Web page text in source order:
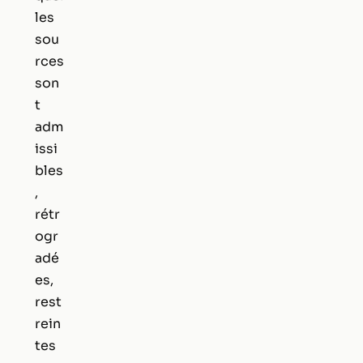
les
sou
rces
son
t
adm
issi
bles
,
rétr
ogr
adé
es,
rest
rein
tes